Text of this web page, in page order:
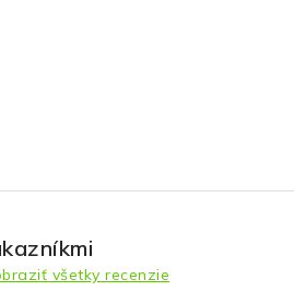
všetky recenzie